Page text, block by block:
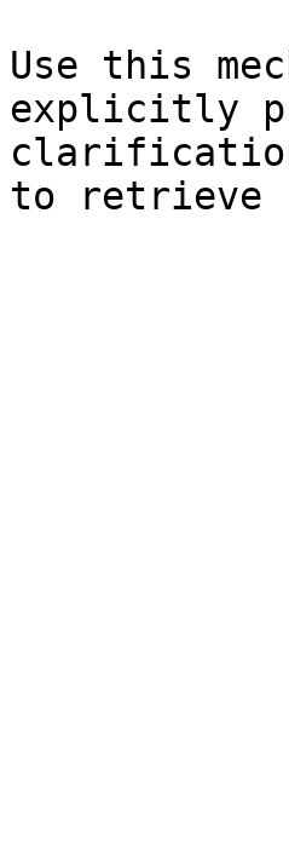
Use this
explicitly